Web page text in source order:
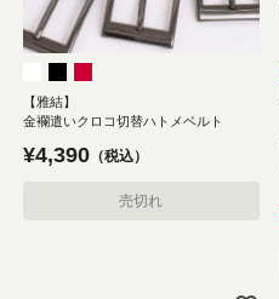
【雅結】
金襴遣いクロコ切替ハトメベルト
¥4,390 税込
売切れ